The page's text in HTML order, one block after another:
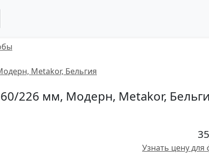
226 мм, Модерн, Metakor,
Узнать цену